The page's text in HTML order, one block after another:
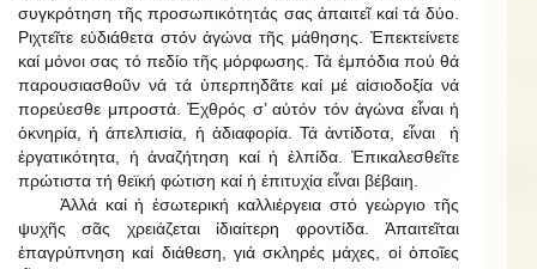
συγκρότηση τῆς προσωπικότητάς σας ἀπαιτεῖ καί τά δύο.
Ριχτεῖτε εὐδιάθετα στόν ἀγώνα τῆς μάθησης. Ἐπεκτείνετε
καί μόνοι σας τό πεδίο τῆς μόρφωσης. Τά ἐμπόδια πού θά
παρουσιασθοῦν νά τά ὑπερπηδᾶτε καί μέ αἰσιοδοξία νά
πορεύεσθε μπροστά. Ἐχθρός σ’ αὐτόν τόν ἀγώνα εἶναι ἡ
ὀκνηρία, ἡ ἀπελπισία, ἡ ἀδιαφορία. Τά ἀντίδοτα, εἶναι ἡ
ἐργατικότητα, ἡ ἀναζήτηση καί ἡ ἐλπίδα. Ἐπικαλεσθεῖτε
πρώτιστα τή θεϊκή φώτιση καί ἡ ἐπιτυχία εἶναι βέβαιη.
Ἀλλά καί ἡ ἐσωτερική καλλιέργεια στό γεώργιο τῆς
ψυχῆς σᾶς χρειάζεται ἰδιαίτερη φροντίδα. Ἀπαιτεῖται
ἐπαγρύπνηση καί διάθεση, γιά σκληρές μάχες, οἱ ὁποῖες